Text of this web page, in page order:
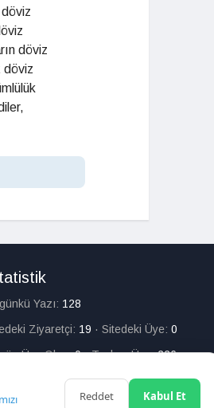
döviz
döviz
Yazı: 128
Ziyaretçi: 19 · Sitedeki Üye: 0
Üye Olan:0·Toplam Üye:226
Reddet Kabul Et